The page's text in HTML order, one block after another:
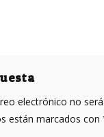
electrónico no
están marcados con